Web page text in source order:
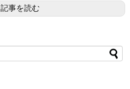
記事を読む